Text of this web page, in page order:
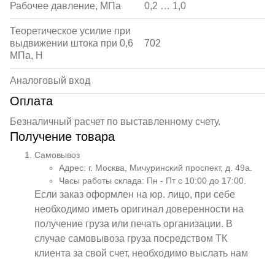
Рабочее давление, МПа 0,2 … 1,0
Теоретическое усилие при
выдвижении штока при 0,6
МПа, Н
702
Аналоговый вход
Оплата
Безналичный расчет по выставленному счету.
Получение товара
Самовывоз
Адрес: г. Москва, Мичуринский проспект, д. 49а.
Часы работы склада: Пн - Пт с 10:00 до 17:00.
Если заказ оформлен на юр. лицо, при себе
необходимо иметь оригинал доверенности на
получение груза или печать организации. В
случае самовывоза груза посредством ТК
клиента за свой счет, необходимо выслать нам